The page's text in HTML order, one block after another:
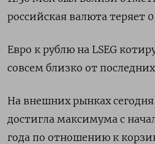
российская валюта теряет
Евро к рублю на LSEG
совсем близко от
На внешних рынках
достигла максимума с
года по отношению к